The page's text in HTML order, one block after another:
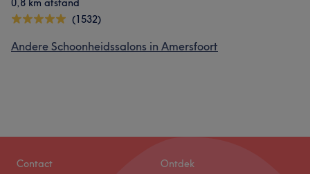
0,8 km afstand
(1532)
Andere Schoonheidssalons in Amersfoort
Contact Ontdek